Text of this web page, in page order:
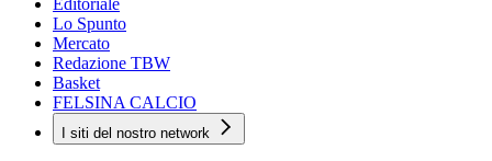
Editoriale
Lo Spunto
Mercato
Redazione TBW
Basket
FELSINA CALCIO
I siti del nostro network